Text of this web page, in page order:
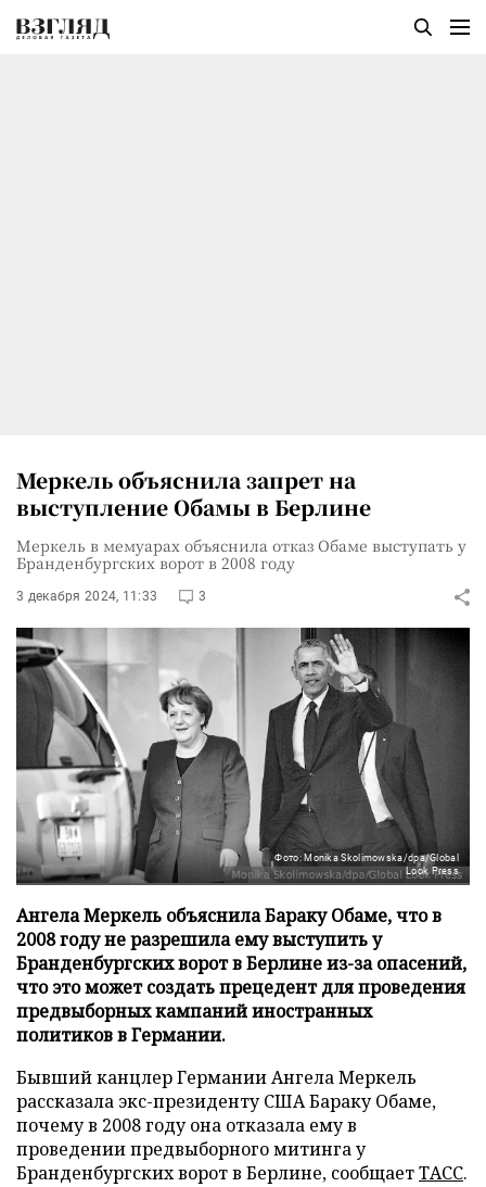
Меркель объяснила запрет на
выступление Обамы в Берлине
Меркель в мемуарах объяснила отказ Обаме выступать у
Бранденбургских ворот в 2008 году
3 декабря 2024, 11:33 3
Фото: Monika Skolimowska/dpa/Global
Look Press
Ангела Меркель объяснила Бараку Обаме, что в
2008 году не разрешила ему выступить у
Бранденбургских ворот в Берлине из-за опасений,
что это может создать прецедент для проведения
предвыборных кампаний иностранных
политиков в Германии.
Бывший канцлер Германии Ангела Меркель
рассказала экс-президенту США Бараку Обаме,
почему в 2008 году она отказала ему в
проведении предвыборного митинга у
Бранденбургских ворот в Берлине, сообщаетТАСС.